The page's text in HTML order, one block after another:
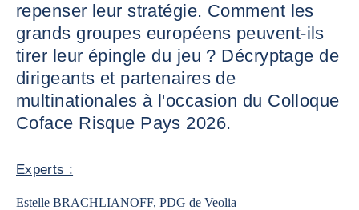
repenser leur stratégie. Comment les
grands groupes européens peuvent-ils
tirer leur épingle du jeu ? Décryptage de
dirigeants et partenaires de
multinationales à l'occasion du Colloque
Coface Risque Pays 2026.
Experts :
Estelle BRACHLIANOFF, PDG de Veolia